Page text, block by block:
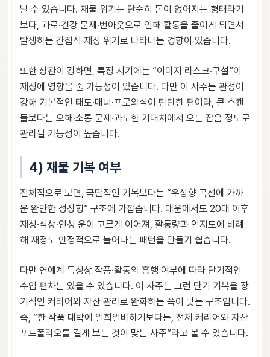
날 수 있습니다. 재물 위기는 단순히 돈이 없어지는 형태라기
보다, 과로·건강 문제·번아웃으로 인해 활동을 줄이게 되면서
발생하는 간접적 재정 위기로 나타나는 경향이 있습니다.
또한 상관이 강하면, 특정 시기에는 “이미지 리스크·구설”이
재정에 영향을 줄 가능성이 있습니다. 다만 이 사주는 관성이
강해 기본적인 태도·매너·프로의식이 탄탄한 편이라, 큰 스캔
들보다는 오해·소통 문제·과도한 기대치에서 오는 잡음 정도로
관리될 가능성이 높습니다.
4) 재물 기복 여부
전체적으로 보면, 극단적인 기복보다는 “우상향 곡선에 가까
운 완만한 성장형” 구조에 가깝습니다. 대운에서도 20대 이후
재성·식상·인성 운이 고르게 이어져, 활동량과 인지도에 비례
해 재정도 안정적으로 늘어나는 패턴을 만들기 쉽습니다.
다만 연예계 특성상 작품·활동의 흥행 여부에 따라 단기적인
수입 편차는 있을 수 있습니다. 이 사주는 그런 단기 기복을 장
기적인 커리어와 자산 관리로 완화하는 쪽이 맞는 구조입니다.
즉, “한 작품 대박에 일희일비하기보다는, 전체 커리어와 자산
포트폴리오를 길게 보는 것이 맞는 사주”라고 볼 수 있습니다.